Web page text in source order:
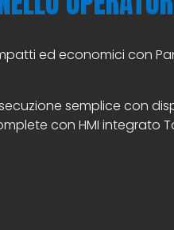
ed economici con
semplice con
con HMI integrato